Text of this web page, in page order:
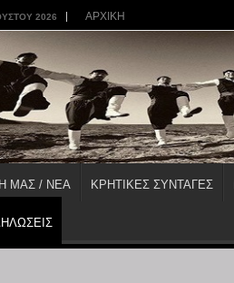
2026 ΑΡΧΙΚΗ
ΜΑΣ / ΝΕΑ ΚΡΗΤΙΚΕΣ ΣΥΝΤΑΓΕΣ